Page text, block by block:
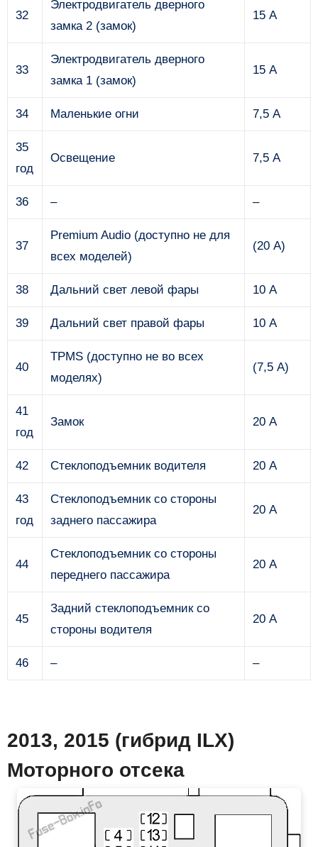
32
Электродвигатель дверного
замка 2 (замок)
15 А
33
Электродвигатель дверного
замка 1 (замок)
15 А
34 Маленькие огни 7,5 А
35
год
Освещение 7,5 А
36 – –
37
Premium Audio (доступно не для
всех моделей)
(20 А)
38 Дальний свет левой фары 10 А
39 Дальний свет правой фары 10 А
40
TPMS (доступно не во всех
моделях)
(7,5 А)
41
год
Замок 20 А
42 Стеклоподъемник водителя 20 А
43
год
Стеклоподъемник со стороны
заднего пассажира
20 А
44
Стеклоподъемник со стороны
переднего пассажира
20 А
45
Задний стеклоподъемник со
стороны водителя
20 А
46 – –
2013, 2015 (гибрид ILX)
Моторного отсека